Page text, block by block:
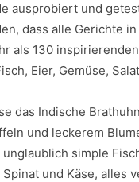
ausprobiert und
dass alle Gerichte
als 130
Eier, Gemüse,
das Indische
und leckerem
simple
und Käse, alles